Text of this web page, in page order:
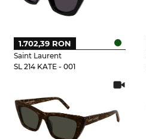
Saint Laurent
SL 214 KATE - 001
1.702,39 RON